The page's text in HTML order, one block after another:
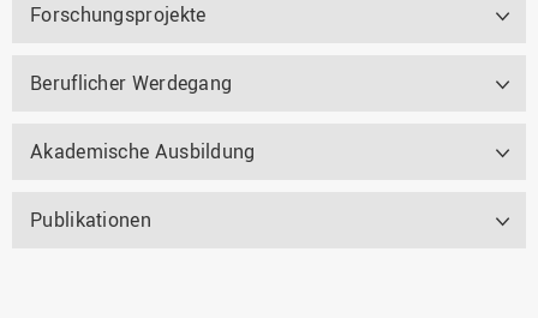
Forschungsprojekte
Beruflicher Werdegang
Akademische Ausbildung
Publikationen